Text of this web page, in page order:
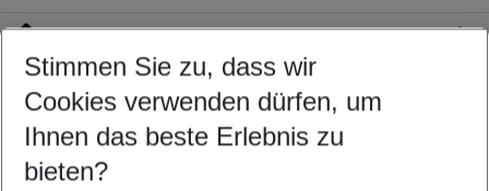
Location
Customize your offer
Find the perfect deal which suits your best
Your departure airport
Any airport
Stimmen Sie zu, dass wir
Cookies verwenden dürfen, um
Ihnen das beste Erlebnis zu
bieten?